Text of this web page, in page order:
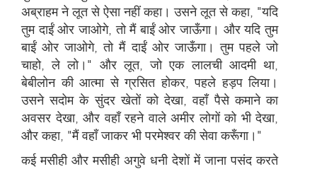
अब्राहम ने लूत से ऐसा नहीं कहा। उसने लूत से कहा, "यदि
तुम दाईं ओर जाओगे, तो मैं बाईं ओर जाऊँगा। और यदि तुम
बाईं ओर जाओगे, तो मैं दाईं ओर जाऊँगा। तुम पहले जो
चाहो, ले लो।" और लूत, जो एक लालची आदमी था,
बेबीलोन की आत्मा से ग्रसित होकर, पहले हड़प लिया।
उसने सदोम के सुंदर खेतों को देखा, वहाँ पैसे कमाने का
अवसर देखा, और वहाँ रहने वाले अमीर लोगों को भी देखा,
और कहा, "मैं वहाँ जाकर भी परमेश्वर की सेवा करूँगा।"
कई मसीही और मसीही अगुवे धनी देशों में जाना पसंद करते